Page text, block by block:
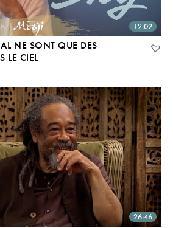
12:02
NE SONT QUE DES
LE CIEL
26:46